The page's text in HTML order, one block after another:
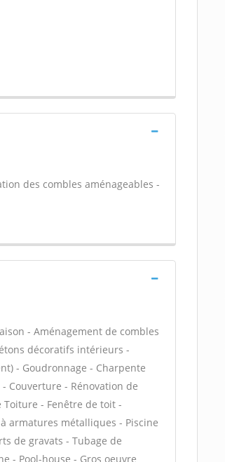
des combles aménageables -
- Aménagement de combles
décoratifs intérieurs -
- Goudronnage - Charpente
Couverture - Rénovation de
- Fenêtre de toit -
armatures métalliques - Piscine
de gravats - Tubage de
- Pool-house - Gros oeuvre